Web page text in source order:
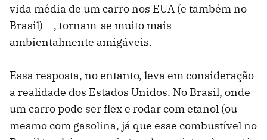
vida média de um carro nos EUA (e também no
Brasil) —, tornam-se muito mais
ambientalmente amigáveis.
Essa resposta, no entanto, leva em consideração
a realidade dos Estados Unidos. No Brasil, onde
um carro pode ser flex e rodar com etanol (ou
mesmo com gasolina, já que esse combustível no